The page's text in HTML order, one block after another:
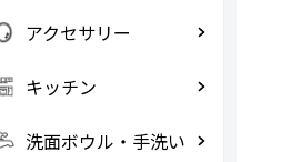
アクセサリー
キッチン
洗面ボウル・手洗い